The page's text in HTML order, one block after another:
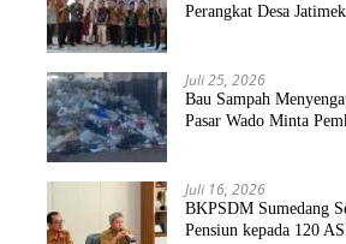
Perangkat Desa
Juli 25, 2026
Bau Sampah
Pasar Wado Minta
Juli 16, 2026
BKPSDM Sumedang
Pensiun kepada 120